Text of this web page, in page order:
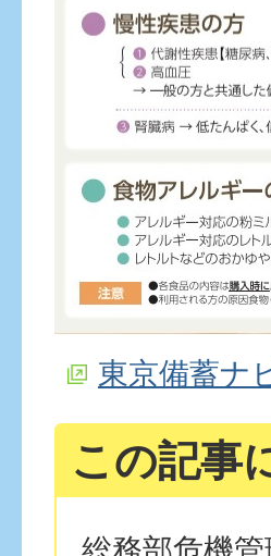
東京備蓄ナ
この記事